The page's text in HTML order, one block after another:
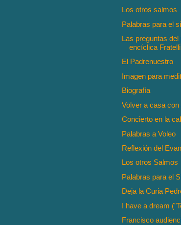
Los otros salmos
Palabras para el
Las preguntas del
encíclica
El Padrenuestro
Imagen para
Biografía
Volver a casa con
Concierto en la
Palabras a Voleo
Reflexión del
Los otros Salmos
Palabras para el
Deja la Curia
I have a dream
Francisco